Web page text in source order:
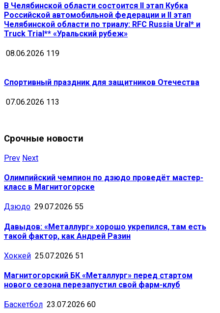
В Челябинской области состоится II этап Кубка
Российской автомобильной федерации и II этап
Челябинской области по триалу: RFC Russia Ural* и
Truck Trial** «Уральский рубеж»
08.06.2026 119
Спортивный праздник для защитников Отечества
07.06.2026 113
Срочные новости
Prev Next
Олимпийский чемпион по дзюдо проведёт мастер-
класс в Магнитогорске
Дзюдо 29.07.2026 55
Давыдов: «Металлург» хорошо укрепился, там есть
такой фактор, как Андрей Разин
Хоккей 25.07.2026 51
Магнитогорский БК «Металлург» перед стартом
нового сезона перезапустил свой фарм-клуб
Баскетбол 23.07.2026 60